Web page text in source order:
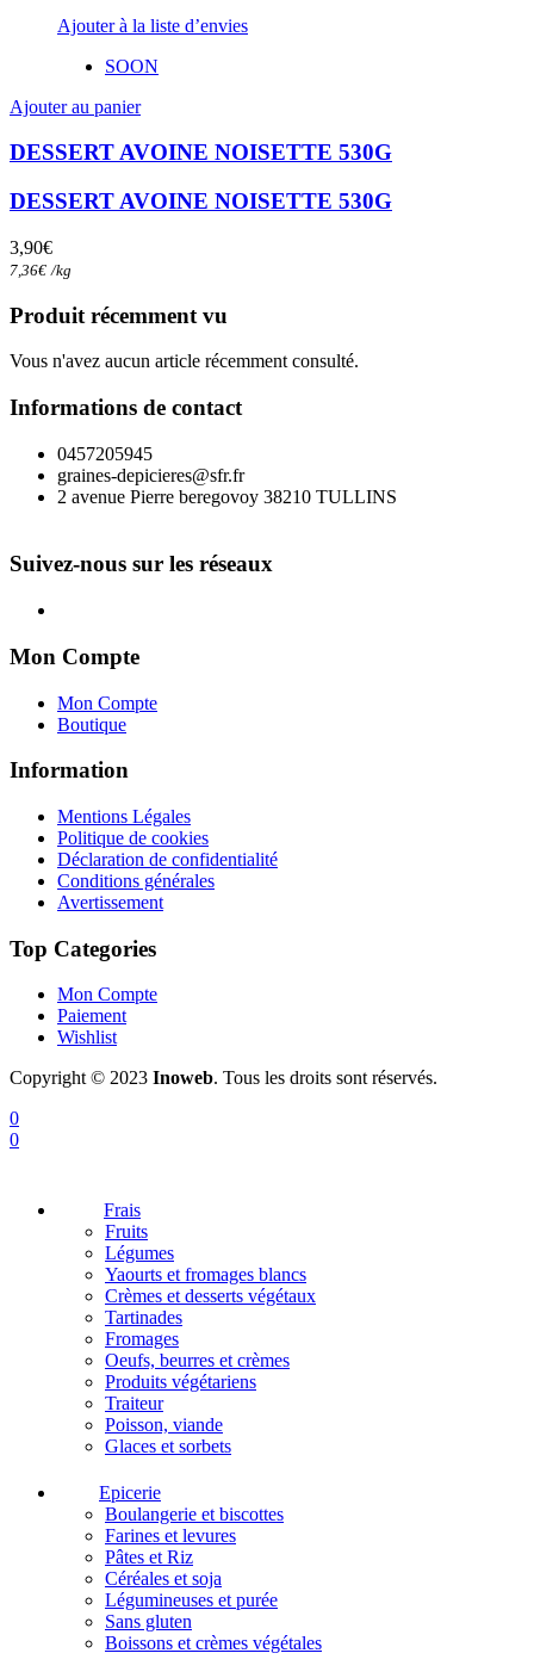
Ajouter à la liste d’envies
SOON
Ajouter au panier
DESSERT AVOINE NOISETTE 530G
DESSERT AVOINE NOISETTE 530G
3,90€
7,36€ /kg
Produit récemment vu
Vous n'avez aucun article récemment consulté.
Informations de contact
0457205945
graines-depicieres@sfr.fr
2 avenue Pierre beregovoy 38210 TULLINS
Suivez-nous sur les réseaux
Mon Compte
Mon Compte
Boutique
Information
Mentions Légales
Politique de cookies
Déclaration de confidentialité
Conditions générales
Avertissement
Top Categories
Mon Compte
Paiement
Wishlist
Copyright © 2023 Inoweb. Tous les droits sont réservés.
0
0
Frais
Fruits
Légumes
Yaourts et fromages blancs
Crèmes et desserts végétaux
Tartinades
Fromages
Oeufs, beurres et crèmes
Produits végétariens
Traiteur
Poisson, viande
Glaces et sorbets
Epicerie
Boulangerie et biscottes
Farines et levures
Pâtes et Riz
Céréales et soja
Légumineuses et purée
Sans gluten
Boissons et crèmes végétales